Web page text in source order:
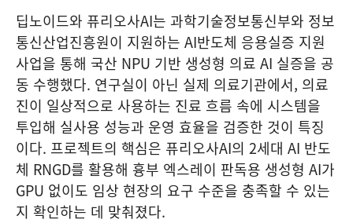
딥노이드와 퓨리오사AI는 과학기술정보통신부와 정보
통신산업진흥원이 지원하는 AI반도체 응용실증 지원
사업을 통해 국산 NPU 기반 생성형 의료 AI 실증을 공
동 수행했다. 연구실이 아닌 실제 의료기관에서, 의료
진이 일상적으로 사용하는 진료 흐름 속에 시스템을
투입해 실사용 성능과 운영 효율을 검증한 것이 특징
이다. 프로젝트의 핵심은 퓨리오사AI의 2세대 AI 반도
체 RNGD를 활용해 흉부 엑스레이 판독용 생성형 AI가
GPU 없이도 임상 현장의 요구 수준을 충족할 수 있는
지 확인하는 데 맞춰졌다.